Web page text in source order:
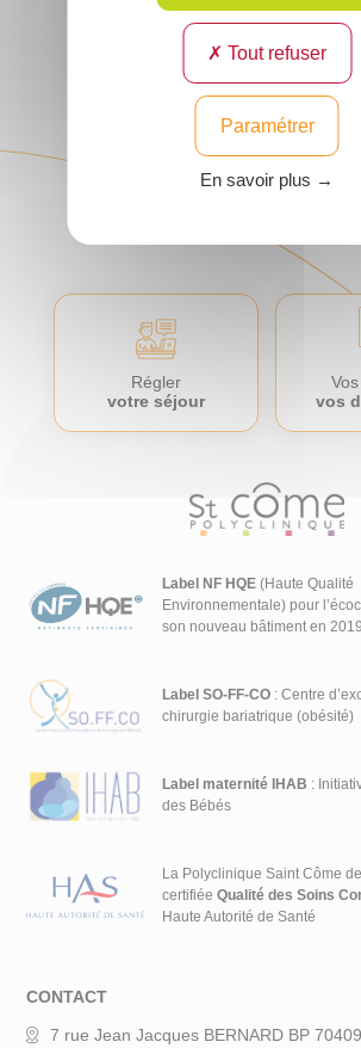
Spécialité :
Vasculaire
son agglomération
Lieu :
son
Voir
Régler
votre séjour
vos
Label NF HQE (Haute Qualité
Environnementale) pour
son nouveau bâtiment en
Label SO-FF-CO : Centre
chirurgie bariatrique (obésité)
Label maternité IHAB :
des Bébés
La Polyclinique Saint Côme
certifiéeQualité des Soins
Haute Autorité de Santé
CONTACT
7 rue Jean Jacques BERNARD BP
Tout refuser
Paramétrer
En savoir plus →